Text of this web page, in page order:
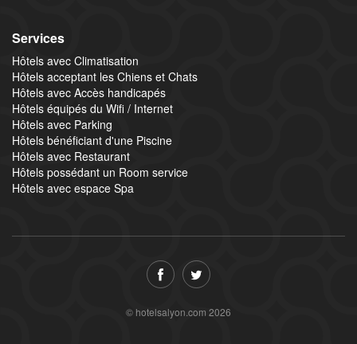
Services
Hôtels avec Climatisation
Hôtels acceptant les Chiens et Chats
Hôtels avec Accès handicapés
Hôtels équipés du Wifi / Internet
Hôtels avec Parking
Hôtels bénéficiant d'une Piscine
Hôtels avec Restaurant
Hôtels possédant un Room service
Hôtels avec espace Spa
© hotelsalyon.com 2026